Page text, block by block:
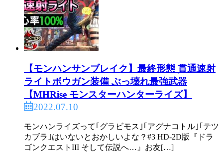
【モンハンサンブレイク】最終形態 貫通速射
ライトボウガン装備 ぶっ壊れ最強武器
【MHRise モンスターハンターライズ】
2022.07.10
モンハンライズって｢グラビモス｣｢アグナコトル｣｢テツ
カブラ｣はいないとおかしいよな？#3 HD-2D版『ドラ
ゴンクエストIII そして伝説へ…』お友[…]